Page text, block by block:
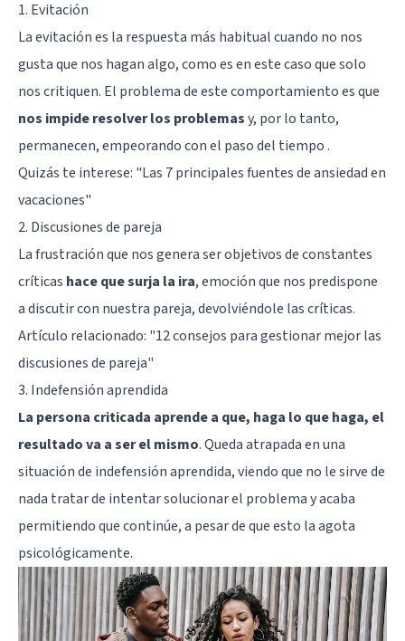
1. Evitación
La evitación es la respuesta más habitual cuando no nos
gusta que nos hagan algo, como es en este caso que solo
nos critiquen. El problema de este comportamiento es que
nos impide resolver los problemasy, por lo tanto,
permanecen, empeorando con el paso del tiempo .
Quizás te interese: "Las 7 principales fuentes de ansiedad en
vacaciones"
2. Discusiones de pareja
La frustración que nos genera ser objetivos de constantes
críticas hace que surja la ira, emoción que nos predispone
a discutir con nuestra pareja, devolviéndole las críticas.
Artículo relacionado: "12 consejos para gestionar mejor las
discusiones de pareja"
3. Indefensión aprendida
La persona criticada aprende a que, haga lo que haga, el
resultado va a ser el mismo. Queda atrapada en una
situación de indefensión aprendida, viendo que no le sirve de
nada tratar de intentar solucionar el problema y acaba
permitiendo que continúe, a pesar de que esto la agota
psicológicamente.